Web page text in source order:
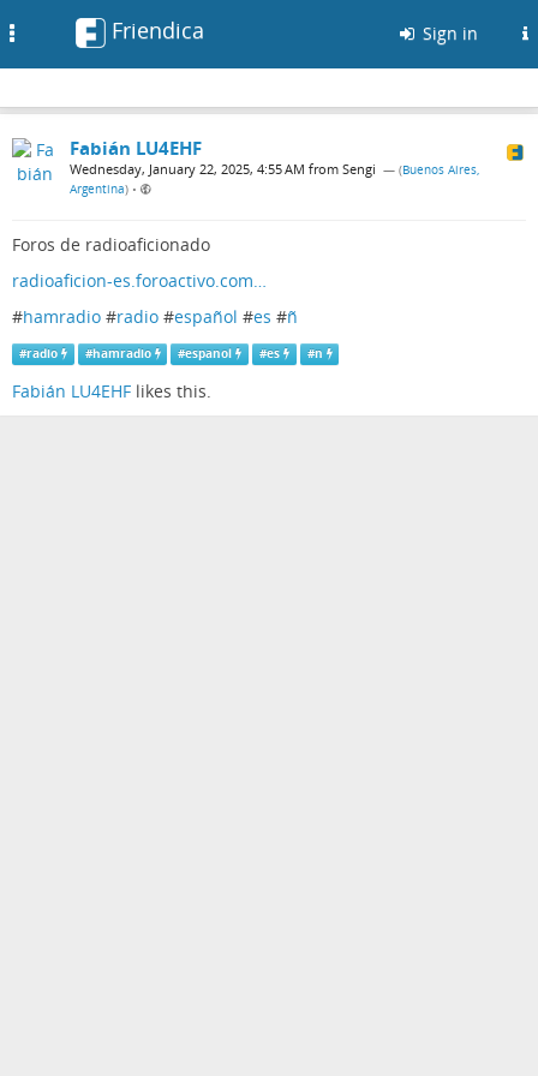
Friendica Sign in
Fabián LU4EHF
Wednesday, January 22, 2025, 4:55 AM from Sengi — (Buenos Aires,
Argentina) •
Foros de radioaficionado
radioaficion-es.foroactivo.com…
#hamradio #radio #español #es #ñ
#radio #hamradio #espanol #es #n
Fabián LU4EHF likes this.